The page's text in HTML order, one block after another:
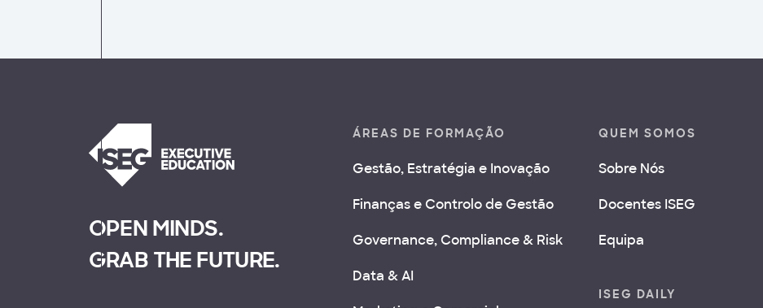
OPEN MINDS.
GRAB THE FUTURE.
ÁREAS DE FORMAÇÃO
Gestão, Estratégia e Inovação
Finanças e Controlo de Gestão
Governance, Compliance & Risk
Data & AI
QUEM SOMOS
Sobre Nós
Docentes ISEG
Equipa
ISEG DAILY